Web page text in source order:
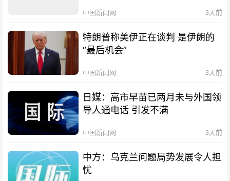
中国新闻网 3天前
特朗普称美伊正在谈判 是伊朗的
“最后机会”
中国新闻网 3天前
日媒：高市早苗已两月未与外国领
导人通电话 引发不满
中国新闻网 3天前
中方：乌克兰问题局势发展令人担
忧